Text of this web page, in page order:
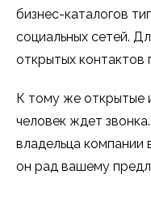
бизнес-каталогов
социальных сетей.
открытых контактов
К тому же открытые
человек ждет
владельца компании
он рад вашему